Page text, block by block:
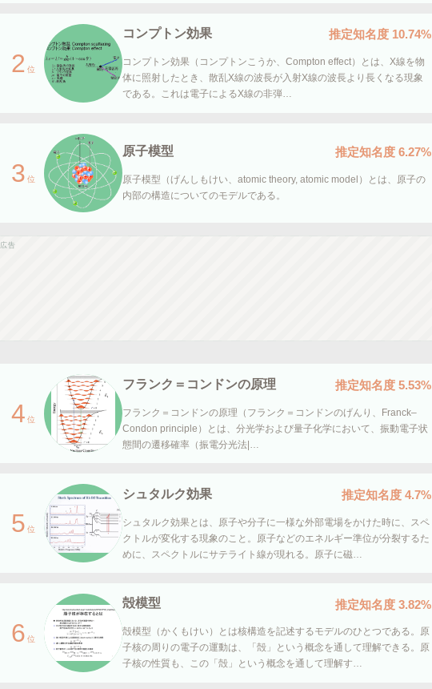
2 位
コンプトン効果 推定知名度 10.74%
コンプトン効果（コンプトンこうか、Compton effect）とは、X線を物
体に照射したとき、散乱X線の波長が入射X線の波長より長くなる現象
である。これは電子によるX線の非弾…
3 位
原子模型 推定知名度 6.27%
原子模型（げんしもけい、atomic theory, atomic model）とは、原子の
内部の構造についてのモデルである。
広告
4 位
フランク＝コンドンの原理 推定知名度 5.53%
フランク＝コンドンの原理（フランク＝コンドンのげんり、Franck–
Condon principle）とは、分光学および量子化学において、振動電子状
態間の遷移確率（振電分光法|…
5 位
シュタルク効果 推定知名度 4.7%
シュタルク効果とは、原子や分子に一様な外部電場をかけた時に、スペ
クトルが変化する現象のこと。原子などのエネルギー準位が分裂するた
めに、スペクトルにサテライト線が現れる。原子に磁…
6 位
殻模型 推定知名度 3.82%
殻模型（かくもけい）とは核構造を記述するモデルのひとつである。原
子核の周りの電子の運動は、「殻」という概念を通して理解できる。原
子核の性質も、この「殻」という概念を通して理解す…